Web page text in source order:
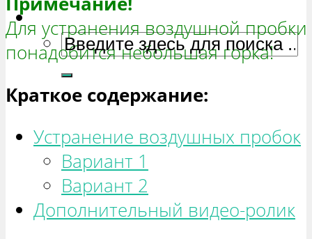
Для устранения воздушной
понадобится небольшая горка!
Краткое содержание:
Устранение воздушных пробок
Вариант 1
Вариант 2
Дополнительный видео-ролик